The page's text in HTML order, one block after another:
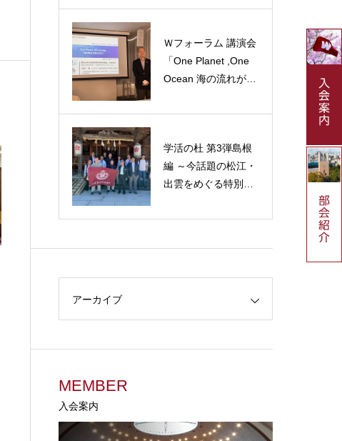
Ｗフォーラム 講演会
「One Planet ,One
Ocean 海の流れが運
学活の杜 第3弾島根
編 ～今話題の松江・
出雲をめぐる特別な
アーカイブ
MEMBER
入会案内